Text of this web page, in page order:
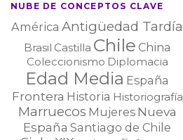
NUBE DE CONCEPTOS CLAVE
América Antigüedad Tardía
Brasil Castilla Chile China
Coleccionismo Diplomacia
Edad Media España
Frontera Historia Historiografía
Marruecos Mujeres Nueva
España Santiago de Chile